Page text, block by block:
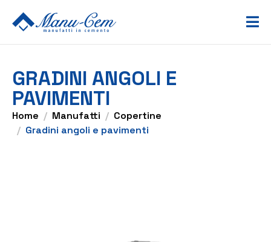
GRADINI ANGOLI E
PAVIMENTI
Home Manufatti
Copertine
Gradini angoli e pavimenti